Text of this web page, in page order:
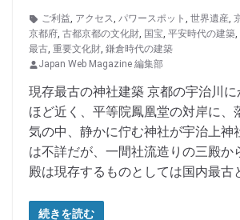
ご利益, アクセス, パワースポット , 世界遺産,
京都府, 古都京都の文化財, 国宝, 平安時代の建築,
最古, 重要文化財, 鎌倉時代の建築
Japan Web Magazine 編集部
現存最古の神社建築 京都の宇治川
ほど近く、平等院鳳凰堂の対岸に、
気の中、静かに佇む神社が宇治上神
は不詳だが、一間社流造りの三殿か
殿は現存するものとしては国内最古
続きを読む